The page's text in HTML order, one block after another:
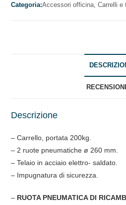
Categoria:Accessori officina,Carrelli e
Descrizione
– Carrello, portata 200kg.
– 2 ruote pneumatiche ø 260 mm.
– Telaio in acciaio elettro- saldato.
– Impugnatura di sicurezza.
– RUOTA PNEUMATICA DI